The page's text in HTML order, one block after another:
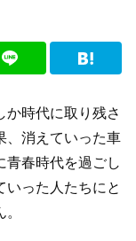
か時代に取り残さ
、消えていった車
春時代を過ごし
いった人たちにと